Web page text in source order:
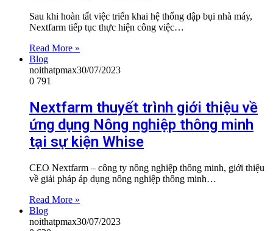
Sau khi hoàn tất việc triển khai hệ thống dập bụi nhà máy,
Nextfarm tiếp tục thực hiện công việc…
Read More »
Blog
noithatpmax30/07/2023
0 791
Nextfarm thuyết trình giới thiệu về
ứng dụng Nông nghiệp thông minh
tại sự kiện Whise
CEO Nextfarm – công ty nông nghiệp thông minh, giới thiệu
về giải pháp áp dụng nông nghiệp thông minh…
Read More »
Blog
noithatpmax30/07/2023